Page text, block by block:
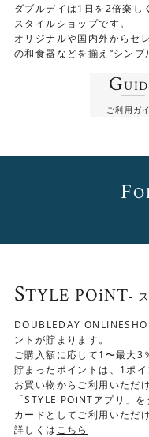
部分には少し膨らみを
地よくフィットして腰
も疲れにくくなってい
ボタンは職人の手によ
ダブルデイは1日を2倍楽し
スタイルショップです。
オリジナルや国内外からセ
の和食器などを揃え“シンプ
G
ご利用ガ
F
STYLE POiNT-
DOUBLEDAY
ントが貯まります。
ご購入額に応じて1〜最大3
貯まったポイントは、1ポ
お買い物からご利用いただけ
「STYLE POiNTアプリ」
カードとしてご利用いただけ
詳しくは こちら